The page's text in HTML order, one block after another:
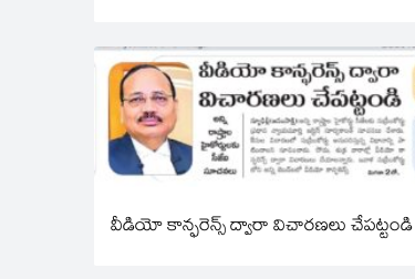
వీడియో కాన్ఫరెన్స్ ద్వారా విచారణలు చేపట్టండి